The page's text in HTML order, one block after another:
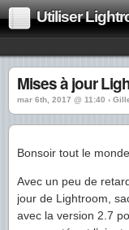
Utiliser
Mises à jour
mar 6th, 2017 @ 11:40 ›
Bonsoir tout le monde,
Avec un peu de
jour de Lightroom,
avec la version 2.7